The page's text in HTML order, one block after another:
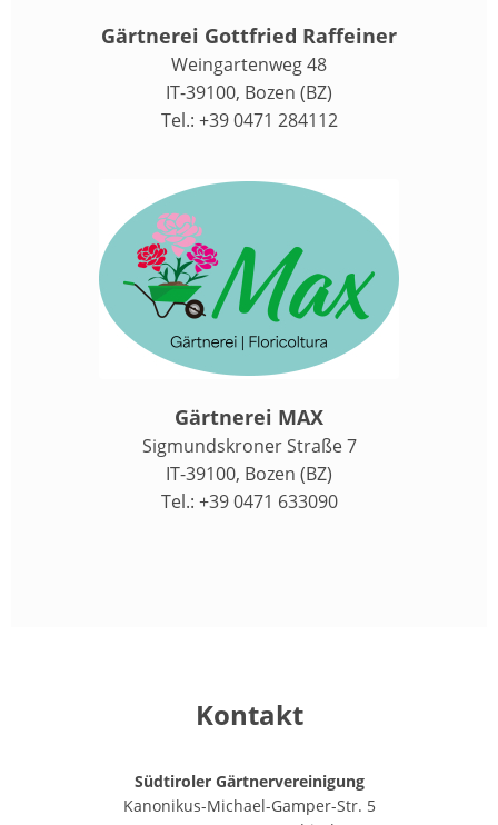
Gärtnerei Gottfried Raffeiner
Weingartenweg 48
IT-39100, Bozen (BZ)
Tel.: +39 0471 284112
Gärtnerei MAX
Sigmundskroner Straße 7
IT-39100, Bozen (BZ)
Tel.: +39 0471 633090
Kontakt
Südtiroler Gärtnervereinigung
Kanonikus-Michael-Gamper-Str. 5